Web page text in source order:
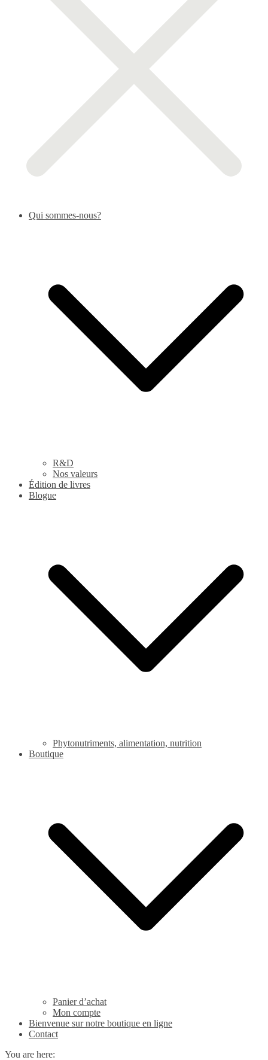
Qui sommes-nous?
R&D
Nos valeurs
Édition de livres
Blogue
Phytonutriments, alimentation, nutrition
Boutique
Panier d’achat
Mon compte
Bienvenue sur notre boutique en ligne
Contact
You are here: